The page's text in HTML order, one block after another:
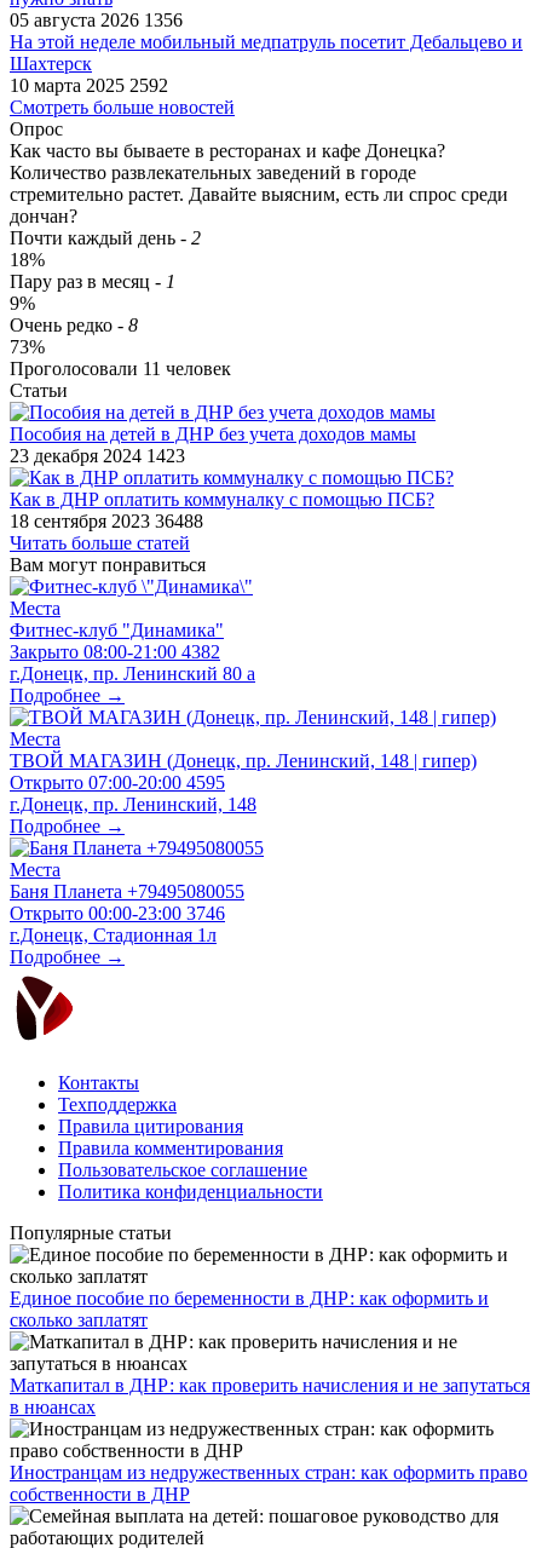
05 августа 2026 1356
На этой неделе мобильный медпатруль посетит Дебальцево и
Шахтерск
10 марта 2025 2592
Смотреть больше новостей
Опрос
Как часто вы бываете в ресторанах и кафе Донецка?
Количество развлекательных заведений в городе
стремительно растет. Давайте выясним, есть ли спрос среди
дончан?
Почти каждый день - 2
18%
Пару раз в месяц - 1
9%
Очень редко - 8
73%
Проголосовали 11 человек
Статьи
​Пособия на детей в ДНР без учета доходов мамы
23 декабря 2024 1423
Как в ДНР оплатить коммуналку с помощью ПСБ?
18 сентября 2023 36488
Читать больше статей
Вам могут понравиться
Места
Фитнес-клуб "Динамика"
Закрыто 08:00-21:00 4382
г.Донецк, пр. Ленинский 80 а
Подробнее →
Места
ТВОЙ МАГАЗИН (Донецк, пр. Ленинский, 148 | гипер)
Открыто 07:00-20:00 4595
г.Донецк, пр. Ленинский, 148
Подробнее →
Места
Баня Планета +79495080055
Открыто 00:00-23:00 3746
г.Донецк, Стадионная 1л
Подробнее →
Контакты
Техподдержка
Правила цитирования
Правила комментирования
Пользовательское соглашение
Политика конфиденциальности
Популярные статьи
Единое пособие по беременности в ДНР: как оформить и
сколько заплатят
​Маткапитал в ДНР: как проверить начисления и не запутаться
в нюансах
Иностранцам из недружественных стран: как оформить право
собственности в ДНР